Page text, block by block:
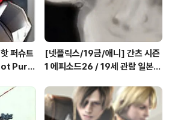
퍼슈트
Purs
[넷플릭스/19금/애니] 간츠 시즌
1 에피소드26 / 19세 관람 일본